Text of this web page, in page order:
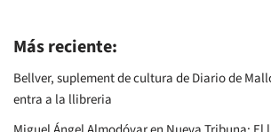
Más reciente:
Bellver, suplement de cultura de Diario de
entra a la llibreria